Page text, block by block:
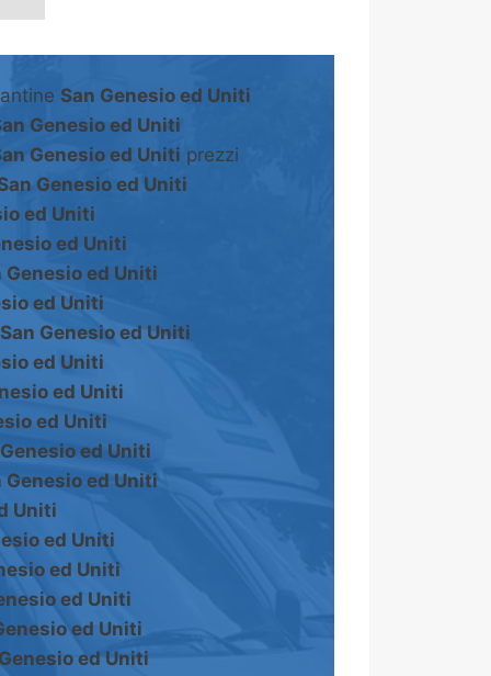
San Genesio ed Uniti
Genesio ed Uniti
Genesio ed Uniti prezzi
Genesio ed Uniti
ed Uniti
ed Uniti
Genesio ed Uniti
ed Uniti
San Genesio ed Uniti
ed Uniti
ed Uniti
ed Uniti
ed Uniti
Genesio ed Uniti
Uniti
ed Uniti
ed Uniti
ed Uniti
ed Uniti
ed Uniti